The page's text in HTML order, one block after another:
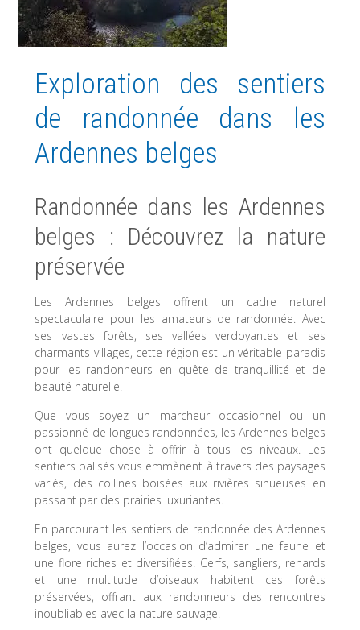
Exploration des sentiers
de randonnée dans les
Ardennes belges
Randonnée dans les Ardennes
belges : Découvrez la nature
préservée
Les Ardennes belges offrent un cadre naturel
spectaculaire pour les amateurs de randonnée. Avec
ses vastes forêts, ses vallées verdoyantes et ses
charmants villages, cette région est un véritable paradis
pour les randonneurs en quête de tranquillité et de
beauté naturelle.
Que vous soyez un marcheur occasionnel ou un
passionné de longues randonnées, les Ardennes belges
ont quelque chose à offrir à tous les niveaux. Les
sentiers balisés vous emmènent à travers des paysages
variés, des collines boisées aux rivières sinueuses en
passant par des prairies luxuriantes.
En parcourant les sentiers de randonnée des Ardennes
belges, vous aurez l’occasion d’admirer une faune et
une flore riches et diversifiées. Cerfs, sangliers, renards
et une multitude d’oiseaux habitent ces forêts
préservées, offrant aux randonneurs des rencontres
inoubliables avec la nature sauvage.